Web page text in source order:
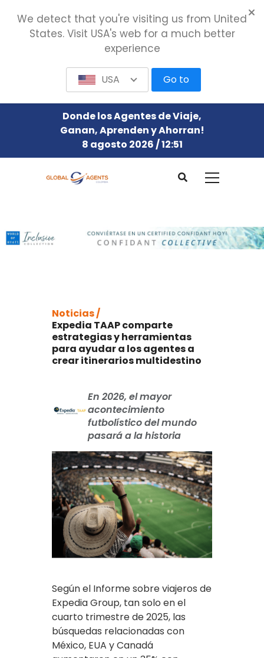
Donde los Agentes de Viaje,
Ganan, Aprenden y Ahorran!
8 agosto 2026 / 12:51
Noticias /
Expedia TAAP comparte
estrategias y herramientas
para ayudar a los agentes a
crear itinerarios multidestino
En 2026, el mayor
acontecimiento
futbolístico del mundo
pasará a la historia
Según el Informe sobre viajeros de
Expedia Group, tan solo en el
cuarto trimestre de 2025, las
búsquedas relacionadas con
México, EUA y Canadá
We detect that you're visiting us from United
States. Visit USA's web for a much better
experience
USA Go to